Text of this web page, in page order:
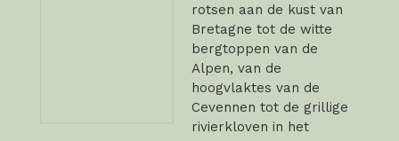
rotsen aan de kust van
Bretagne tot de witte
bergtoppen van de
Alpen, van de
hoogvlaktes van de
Cevennen tot de grillige
rivierkloven in het